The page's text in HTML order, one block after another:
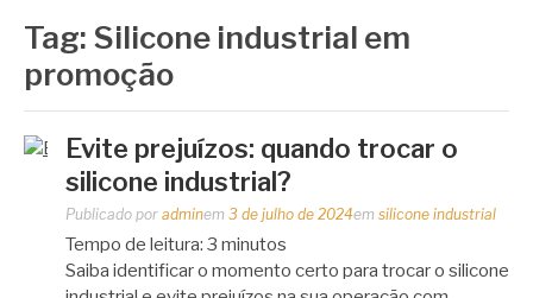
Tag: Silicone industrial em
promoção
Evite prejuízos: quando trocar o
silicone industrial?
Publicado por adminem 3 de julho de 2024em silicone industrial
Tempo de leitura: 3 minutos
Saiba identificar o momento certo para trocar o silicone